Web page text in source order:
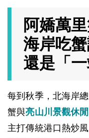
阿嬌萬
海岸吃蟹
還是「
每到秋季，北海岸
蟹與亮山川景觀休
主打傳統港口熱炒